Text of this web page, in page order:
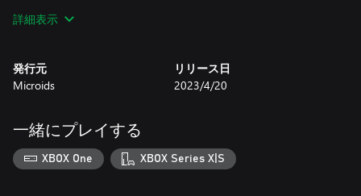
Odie and company in a no-holds-barred racing game! Race your
friends in local mode or online, with up to eight players on 16
詳細表示
発行元
Microids
リリース日
2023/4/20
一緒にプレイする
XBOX One XBOX Series X|S